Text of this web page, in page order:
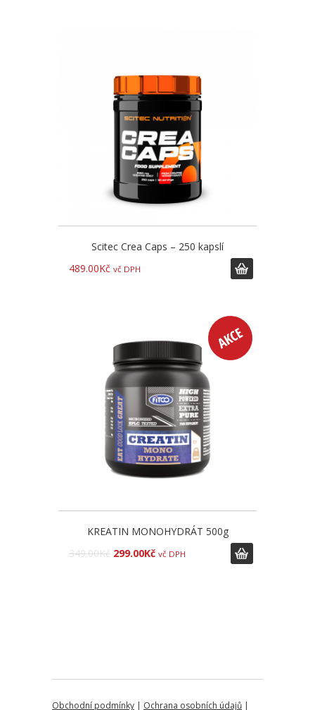
Scitec Crea Caps – 250 kapslí
489.00Kč vč DPH
KREATIN MONOHYDRÁT 500g
349.00Kč 299.00Kč vč DPH
Obchodní podmínky| Ochrana osobních údajů|